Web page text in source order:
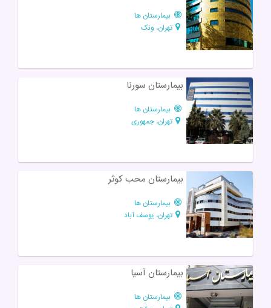
بیمارستان ها
تهران، ونک
بیمارستان سورنا
بیمارستان ها
تهران، جمهوری
بیمارستان محب کوثر
بیمارستان ها
تهران، یوسف آباد
بیمارستان آسیا
بیمارستان ها